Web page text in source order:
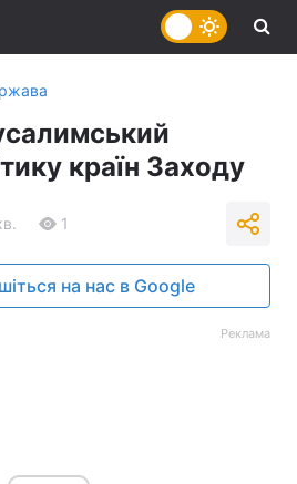
країн Заходу
1
на нас в Google
Реклама